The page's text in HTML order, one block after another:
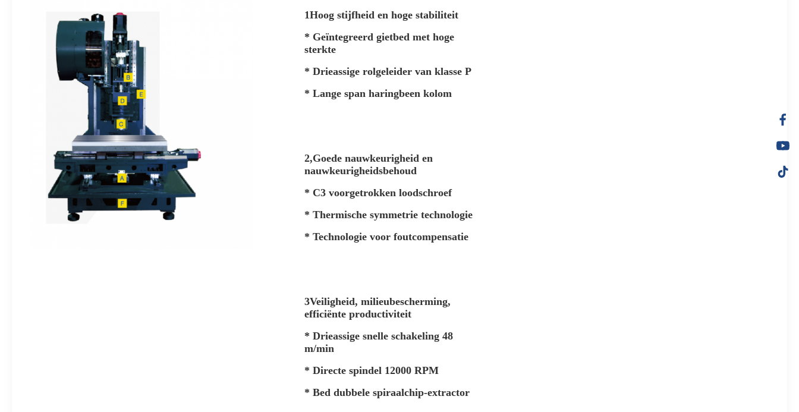
1Hoog stijfheid en hoge stabiliteit
* Geïntegreerd gietbed met hoge
sterkte
* Drieassige rolgeleider van klasse P
* Lange span haringbeen kolom
2,Goede nauwkeurigheid en
nauwkeurigheidsbehoud
* C3 voorgetrokken loodschroef
* Thermische symmetrie technologie
* Technologie voor foutcompensatie
3Veiligheid, milieubescherming,
efficiënte productiviteit
* Drieassige snelle schakeling 48
m/min
* Directe spindel 12000 RPM
* Bed dubbele spiraalchip-extractor